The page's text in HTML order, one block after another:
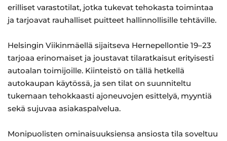
erilliset varastotilat, jotka tukevat tehokasta toimintaa
ja tarjoavat rauhalliset puitteet hallinnollisille tehtäville.
Helsingin Viikinmäellä sijaitseva Hernepellontie 19–23
tarjoaa erinomaiset ja joustavat tilaratkaisut erityisesti
autoalan toimijoille. Kiinteistö on tällä hetkellä
autokaupan käytössä, ja sen tilat on suunniteltu
tukemaan tehokkaasti ajoneuvojen esittelyä, myyntiä
sekä sujuvaa asiakaspalvelua.
Monipuolisten ominaisuuksiensa ansiosta tila soveltuu